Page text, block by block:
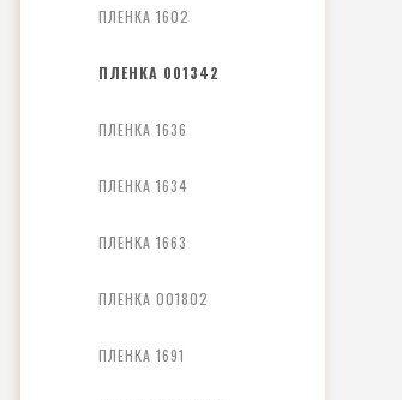
ПЛЕНКА 1602
ПЛЕНКА 001342
ПЛЕНКА 1636
ПЛЕНКА 1634
ПЛЕНКА 1663
ПЛЕНКА 001802
ПЛЕНКА 1691